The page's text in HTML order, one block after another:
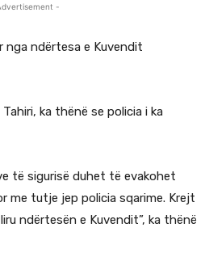
-
nga ndërtesa e Kuvendit
ka thënë se policia i ka
të sigurisë duhet të evakohet
me tutje jep policia sqarime. Krejt
ndërtesën e Kuvendit”, ka thënë